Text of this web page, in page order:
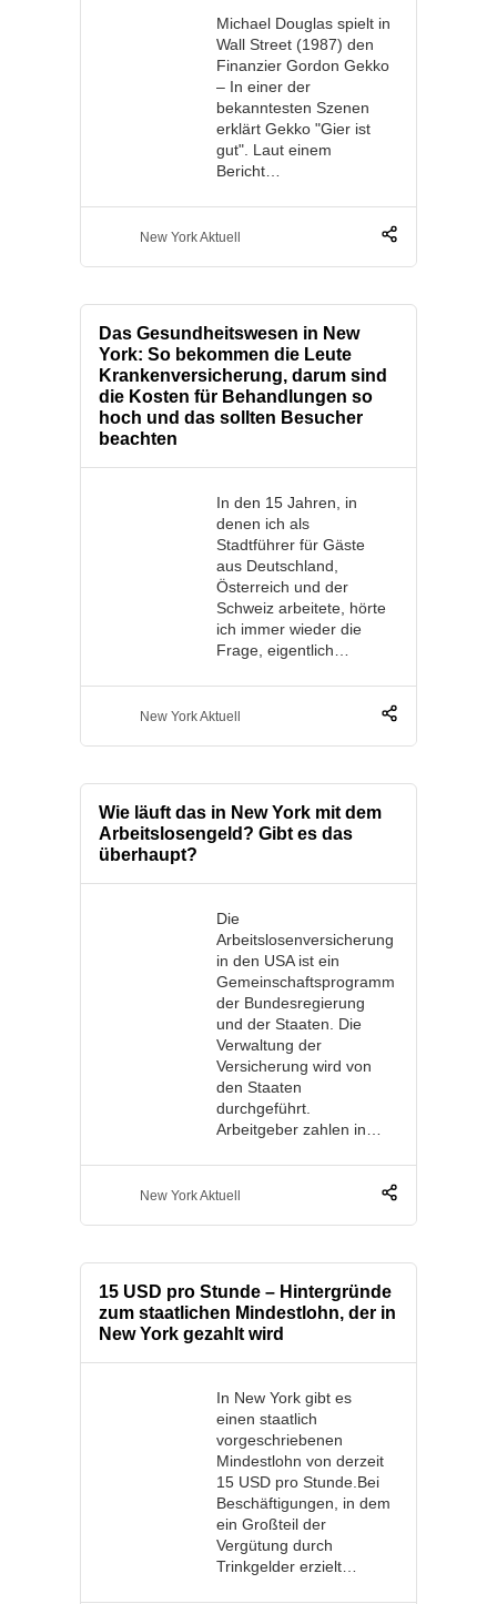
Michael Douglas spielt in
Wall Street (1987) den
Finanzier Gordon Gekko
– In einer der
bekanntesten Szenen
erklärt Gekko "Gier ist
gut". Laut einem
Bericht…
New York Aktuell
Das Gesundheitswesen in New
York: So bekommen die Leute
Krankenversicherung, darum sind
die Kosten für Behandlungen so
hoch und das sollten Besucher
beachten
In den 15 Jahren, in
denen ich als
Stadtführer für Gäste
aus Deutschland,
Österreich und der
Schweiz arbeitete, hörte
ich immer wieder die
Frage, eigentlich…
New York Aktuell
Wie läuft das in New York mit dem
Arbeitslosengeld? Gibt es das
überhaupt?
Die
Arbeitslosenversicherung
in den USA ist ein
Gemeinschaftsprogramm
der Bundesregierung
und der Staaten. Die
Verwaltung der
Versicherung wird von
den Staaten
durchgeführt.
Arbeitgeber zahlen in…
New York Aktuell
15 USD pro Stunde – Hintergründe
zum staatlichen Mindestlohn, der in
New York gezahlt wird
In New York gibt es
einen staatlich
vorgeschriebenen
Mindestlohn von derzeit
15 USD pro Stunde.Bei
Beschäftigungen, in dem
ein Großteil der
Vergütung durch
Trinkgelder erzielt…